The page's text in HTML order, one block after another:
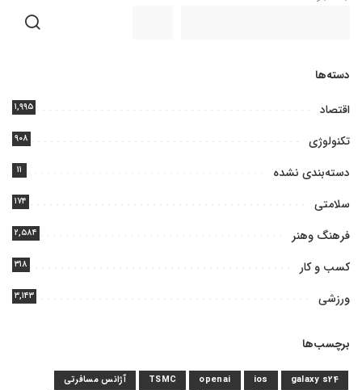
دسته‌ها
اقتصاد ۱,۹۹۵
تکنولوژی ۹۰۸
دسته‌بندی نشده ۱۱
سلامتی ۱۷۴
فرهنگ وهنر ۲,۵۸۴
کسب و کار ۳۱۸
ورزشی ۳,۱۴۳
برچسب‌ها
galaxy s24
ios
openai
TSMC
آژانس مسافرتی